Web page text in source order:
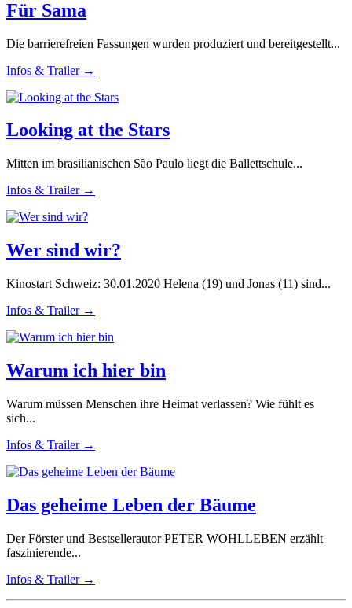
Für Sama
Die barrierefreien Fassungen wurden produziert und bereitgestellt...
Infos & Trailer →
Looking at the Stars
Mitten im brasilianischen São Paulo liegt die Ballettschule...
Infos & Trailer →
Wer sind wir?
Kinostart Schweiz: 30.01.2020 Helena (19) und Jonas (11) sind...
Infos & Trailer →
Warum ich hier bin
Warum müssen Menschen ihre Heimat verlassen? Wie fühlt es
sich...
Infos & Trailer →
Das geheime Leben der Bäume
Der Förster und Bestsellerautor PETER WOHLLEBEN erzählt
faszinierende...
Infos & Trailer →